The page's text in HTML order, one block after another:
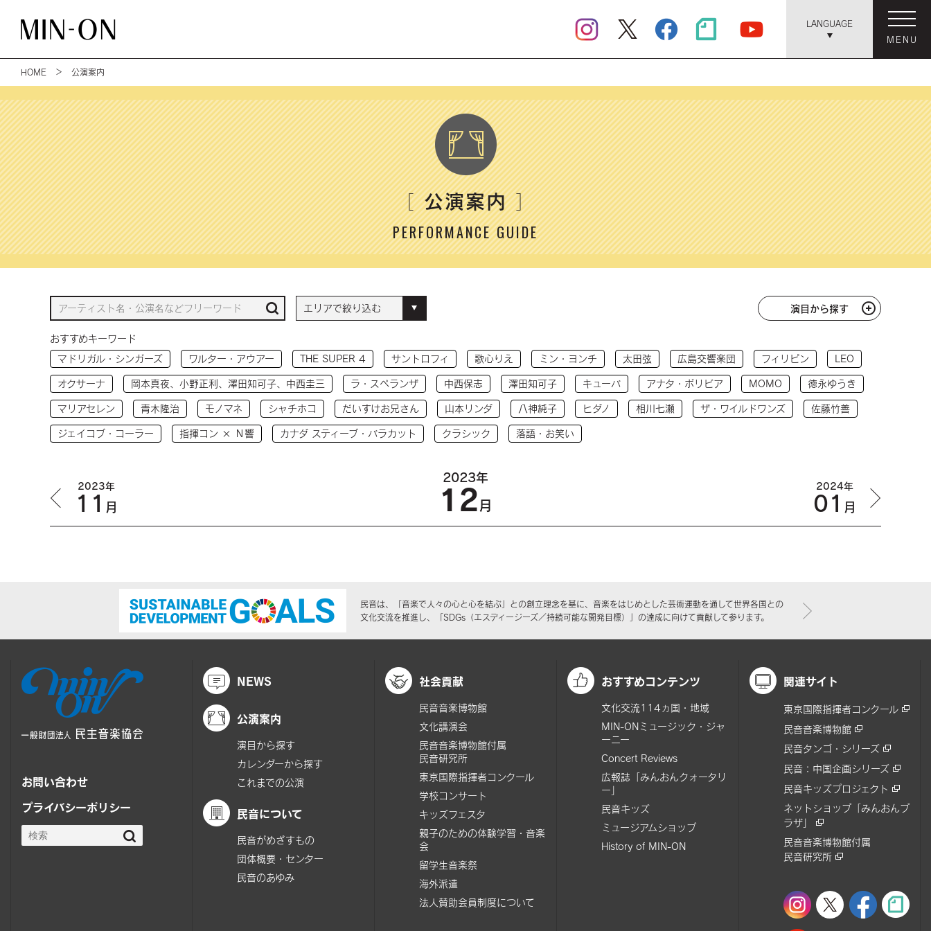
LANGUAGE
MENU
HOME ＞ 公演案内
［公演案内］
PERFORMANCE GUIDE
演目から探す
おすすめキーワード
マドリガル・シンガーズ
ワルター・アウアー THE SUPER 4 サントロフィ 歌心りえ ミン・ヨンチ 太田弦 広島交響楽団 フィリピン LEO
オクサーナ 岡本真夜、小野正利、澤田知可子、中西圭三 ラ・スペランザ 中西保志 澤田知可子 キューバ アナタ・ボリビア MOMO 徳永ゆうき
マリアセレン 青木隆治 モノマネ シャチホコ だいすけお兄さん 山本リンダ 八神純子 ヒダノ 相川七瀬 ザ・ワイルドワンズ 佐藤竹善
ジェイコブ・コーラー 指揮コン × Ｎ響 カナダ スティーブ・バラカット クラシック 落語・お笑い
2023年
11 月
2023年
12月
2024年
01 月
民音は、「音楽で人々の心と心を結ぶ」との創立理念を基に、音楽をはじめとした芸術運動を通して世界各国との
文化交流を推進し、「SDGs（エスディージーズ／持続可能な開発目標）」の達成に向けて貢献して参ります。
お問い合わせ
プライバシーポリシー
NEWS
公演案内
演目から探す
カレンダーから探す
これまでの公演
民音について
民音がめざすもの
団体概要・センター
民音のあゆみ
社会貢献
民音音楽博物館
文化講演会
民音音楽博物館付属
民音研究所
東京国際指揮者コンクール
学校コンサート
キッズフェスタ
親子のための体験学習・音楽
会
留学生音楽祭
海外派遣
法人賛助会員制度について
おすすめコンテンツ
文化交流114ヵ国・地域
MIN-ONミュージック・ジャ
ーニー
Concert Reviews
広報誌「みんおんクォータリ
ー」
民音キッズ
ミュージアムショップ
History of MIN-ON
関連サイト
東京国際指揮者コンクール
民音音楽博物館
民音タンゴ・シリーズ
民音：中国企画シリーズ
民音キッズプロジェクト
ネットショップ「みんおんプ
ラザ」
民音音楽博物館付属
民音研究所